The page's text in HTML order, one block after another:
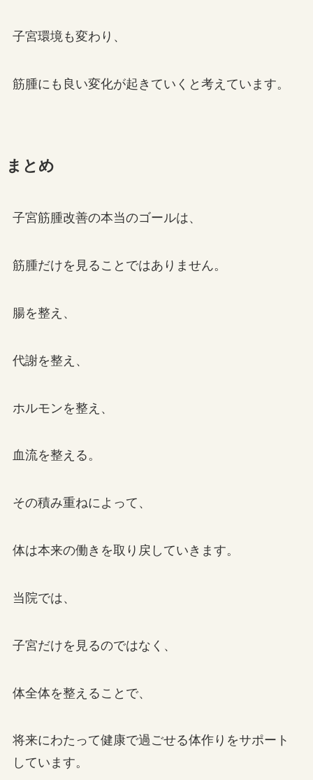
子宮環境も変わり、
筋腫にも良い変化が起きていくと考えています。
まとめ
子宮筋腫改善の本当のゴールは、
筋腫だけを見ることではありません。
腸を整え、
代謝を整え、
ホルモンを整え、
血流を整える。
その積み重ねによって、
体は本来の働きを取り戻していきます。
当院では、
子宮だけを見るのではなく、
体全体を整えることで、
将来にわたって健康で過ごせる体作りをサポート
しています。